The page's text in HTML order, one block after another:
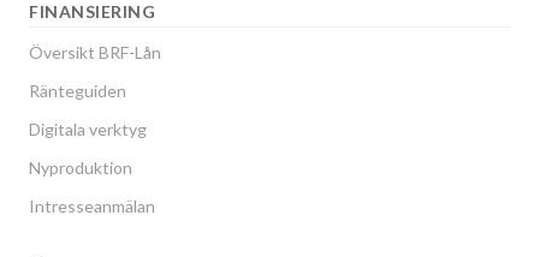
FINANSIERING
Översikt BRF-Lån
Ränteguiden
Digitala verktyg
Nyproduktion
Intresseanmälan